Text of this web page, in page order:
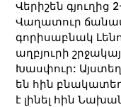
Վերիշեն գյուղից
Վաղատուր
գորիսաբնակ
աղբյուրի
Խասփուր: Այստեղ
են հին
է լինել հին